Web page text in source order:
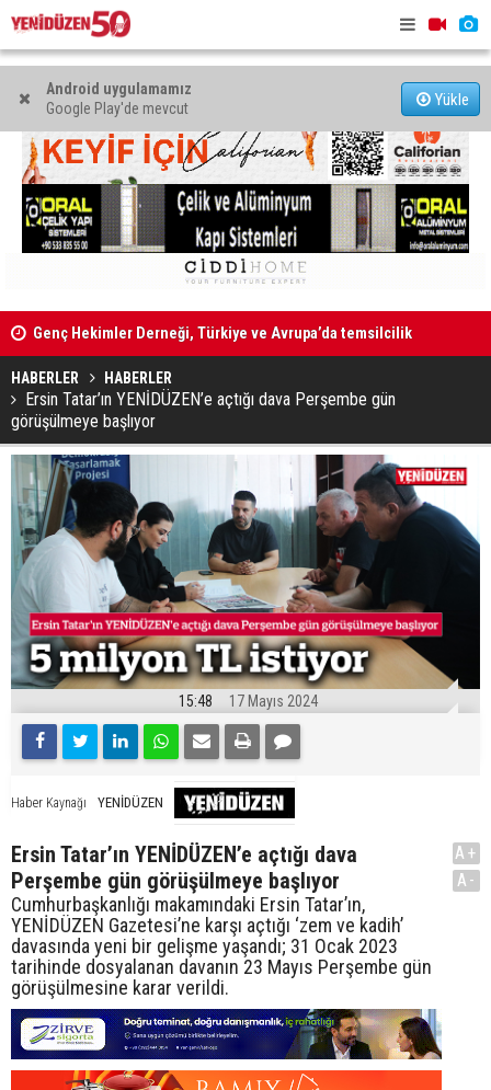
Android uygulamamız
Google Play'de mevcut
Yükle
Genç Hekimler Derneği, Türkiye ve Avrupa’da temsilcilik
açtı
açılacak
HABERLER HABERLER
Ersin Tatar’ın YENİDÜZEN’e açtığı dava Perşembe gün
görüşülmeye başlıyor
15:48 17 Mayıs 2024
Haber Kaynağı YENİDÜZEN
Ersin Tatar’ın YENİDÜZEN’e açtığı dava
Perşembe gün görüşülmeye başlıyor
Cumhurbaşkanlığı makamındaki Ersin Tatar’ın,
YENİDÜZEN Gazetesi’ne karşı açtığı ‘zem ve kadih’
davasında yeni bir gelişme yaşandı; 31 Ocak 2023
tarihinde dosyalanan davanın 23 Mayıs Perşembe gün
görüşülmesine karar verildi.
A+
A-